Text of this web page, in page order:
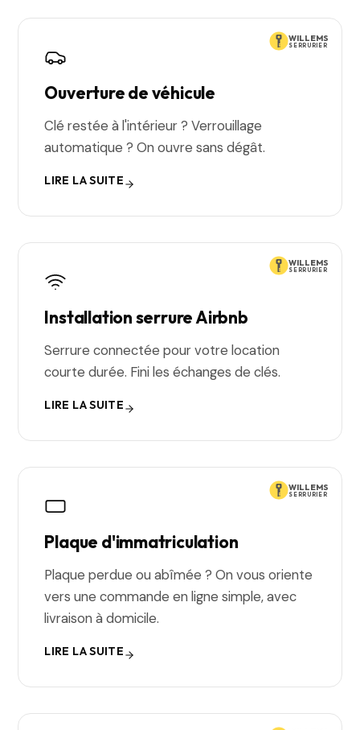
WILLEMS
SERRURIER
Ouverture de véhicule
Clé restée à l'intérieur ? Verrouillage
automatique ? On ouvre sans dégât.
LIRE LA SUITE
WILLEMS
SERRURIER
Installation serrure Airbnb
Serrure connectée pour votre location
courte durée. Fini les échanges de clés.
LIRE LA SUITE
WILLEMS
SERRURIER
Plaque d'immatriculation
Plaque perdue ou abîmée ? On vous oriente
vers une commande en ligne simple, avec
livraison à domicile.
LIRE LA SUITE